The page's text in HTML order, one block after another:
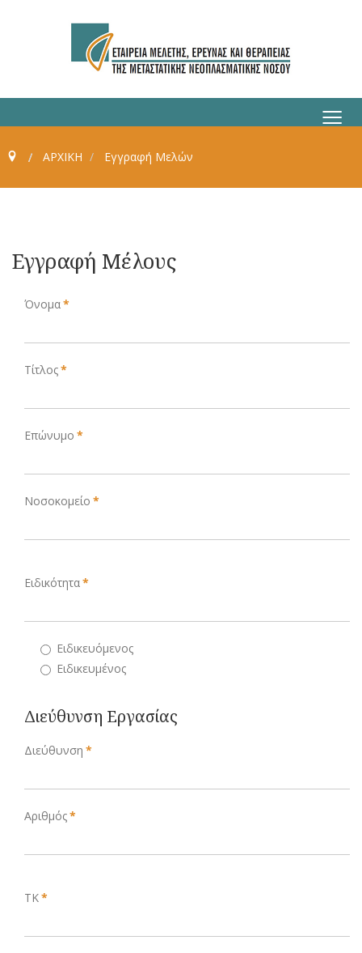
≡
ΑΡΧΙΚΗ Εγγραφή Μελών
Εγγραφή Μέλους
Όνομα*
Τίτλος*
Επώνυμο *
Νοσοκομείο *
Ειδικότητα*
Ειδικευόμενος
Ειδικευμένος
Διεύθυνση Εργασίας
Διεύθυνση *
Αριθμός*
ΤΚ*